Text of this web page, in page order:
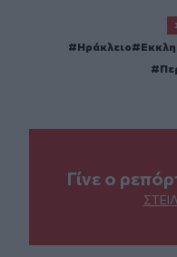
Ηράκλειο
Γίνε ο